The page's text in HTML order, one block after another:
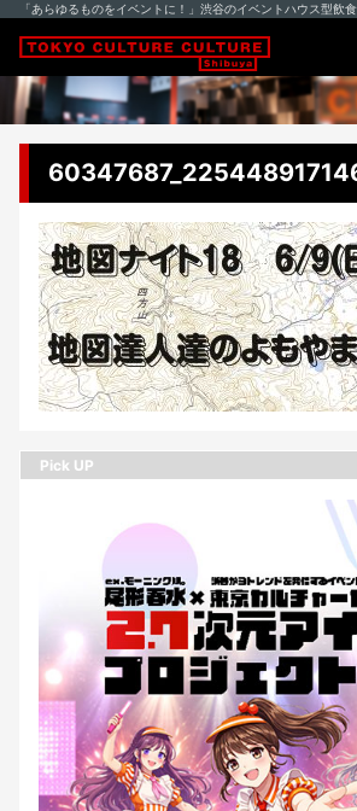
「あらゆるものをイベントに！」渋谷のイベントハウス型飲
Pick UP